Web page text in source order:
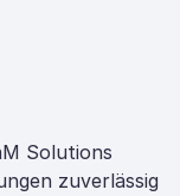
Solutions
zuverlässig